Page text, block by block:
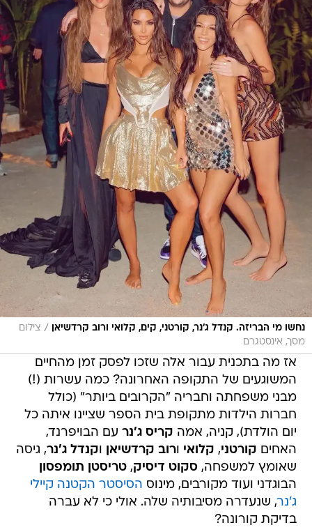
נחשו מי הבריזה. קנדל ג'נר, קורטני, קים, קלואי ורוב קרדשיאן / צילום
מסך, אינסטגרם
אז מה בתכנית עבור אלה שזכו לפסק זמן מהחיים
המשוגעים של התקופה האחרונה? כמה עשרות (!)
מבני משפחתה וחבריה "הקרובים ביותר" (כולל
חברות הילדות מתקופת בית הספר שציינו איתה כל
יום הולדת), קניה, אמה קריס ג'נר עם הבויפרנד,
האחים קורטני, קלואי ורוב קרדשיאן וקנדל ג'נר, גיסה
שאומץ למשפחה,סקוט דיסיק,טריסטן תומפסון
הבוגדני ועוד מקורבים, מינוס הסיסטר הקטנה קיילי
ג'נר, שנעדרה מסיבותיה שלה. אולי כי לא עברה
בדיקת קורונה?